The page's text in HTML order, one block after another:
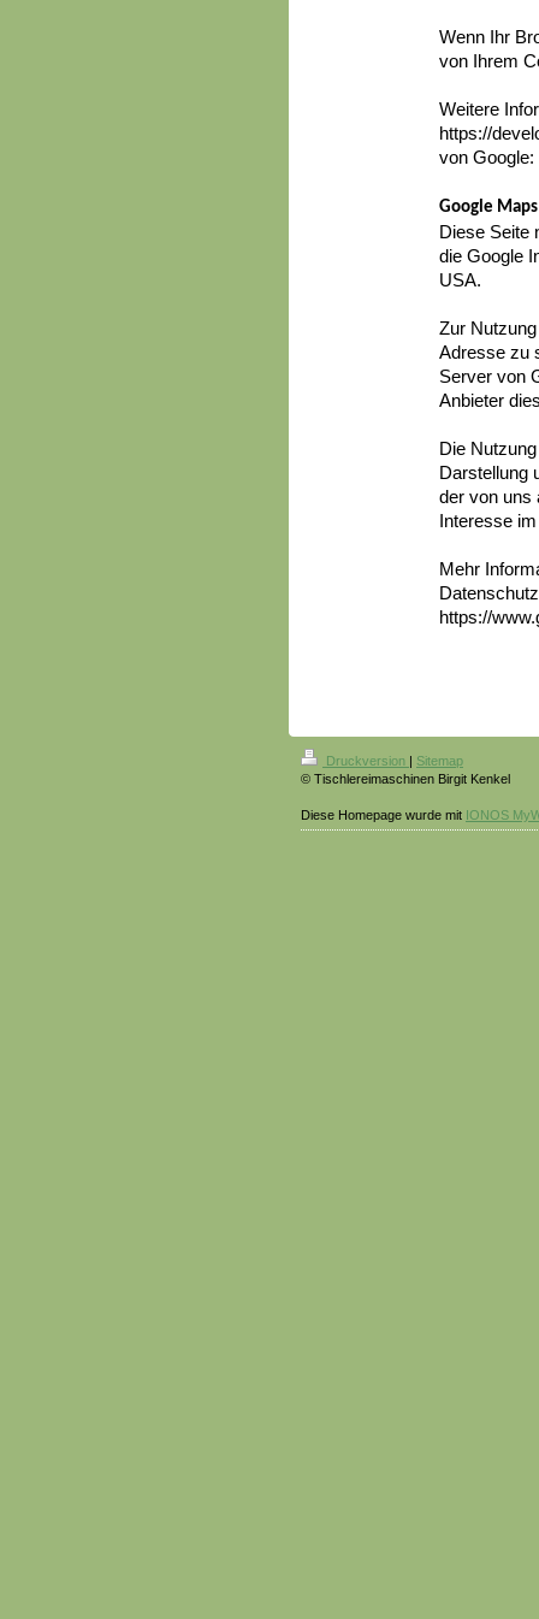
Wenn Ihr
von Ihrem
Weitere
https://
von
Google Maps
Diese Seite
die Google
USA.
Zur
Adresse zu
Server von
Anbieter
Die
Darstellung
der von uns
Interesse
Mehr
https://
Druckversion | Sitemap
© Tischlereimaschinen Birgit Kenkel
Diese Homepage wurde mit IONOS